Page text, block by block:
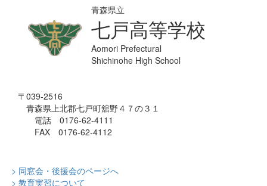
青森県立
七戸高等学校
Aomori Prefectural
Shichinohe High School
〒039-2516
青森県上北郡七戸町舘野４７の３１
電話 0176-62-4111
FAX 0176-62-4112
> 同窓会・後援会のページへ
> 教育実習について